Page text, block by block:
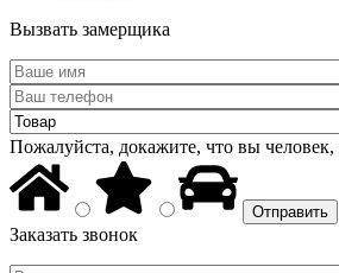
Вызвать замерщика
Пожалуйста, докажите, что вы человек,
Заказать звонок